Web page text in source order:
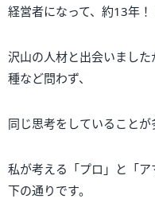
経営者になって、約13年！
沢山の人材と出会いまし
種など問わず、
同じ思考をしていることが
私が考える「プロ」と「
下の通りです。